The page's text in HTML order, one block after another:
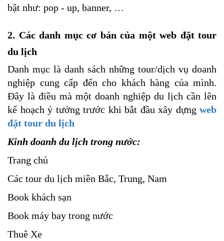
bật như: pop - up, banner, …
2. Các danh mục cơ bản của một web đặt tour
du lịch
Danh mục là danh sách những tour/dịch vụ doanh
nghiệp cung cấp đến cho khách hàng của mình.
Đây là điều mà một doanh nghiệp du lịch cần lên
kế hoạch ý tưởng trước khi bắt đầu xây dựng web
đặt tour du lịch
Kinh doanh du lịch trong nước:
Trang chủ
Các tour du lịch miền Bắc, Trung, Nam
Book khách sạn
Book máy bay trong nước
Thuê Xe